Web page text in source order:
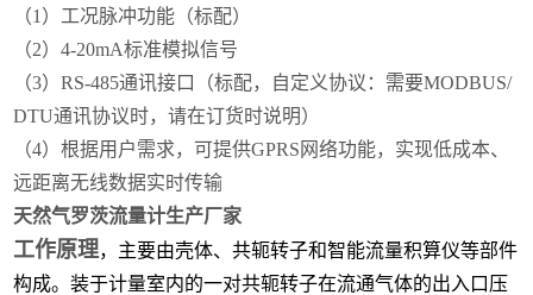
（1） 工况脉冲功能（标配）
（2）4-20mA标准模拟信号
（3）RS-485通讯接口（标配，自定义协议：需要MODBUS/
DTU通讯协议时，请在订货时说明）
（4）根据用户需求，可提供GPRS网络功能，实现低成本、
远距离无线数据实时传输
天然气罗茨流量计生产厂家
工作原理，主要由壳体、共轭转子和智能流量积算仪等部件
构成。装于计量室内的一对共轭转子在流通气体的出入口压